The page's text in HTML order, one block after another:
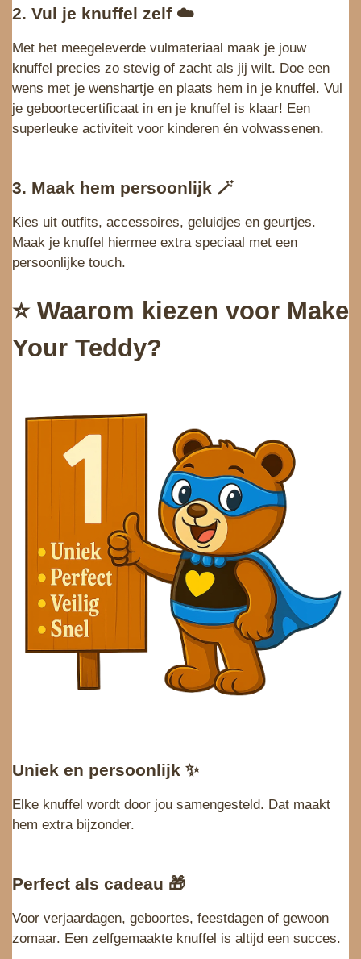
2. Vul je knuffel zelf ☁️
Met het meegeleverde vulmateriaal maak je jouw
knuffel precies zo stevig of zacht als jij wilt. Doe een
wens met je wenshartje en plaats hem in je knuffel. Vul
je geboortecertificaat in en je knuffel is klaar! Een
superleuke activiteit voor kinderen én volwassenen.
3. Maak hem persoonlijk 🪄
Kies uit outfits, accessoires, geluidjes en geurtjes.
Maak je knuffel hiermee extra speciaal met een
persoonlijke touch.
⭐ Waarom kiezen voor Make
Your Teddy?
Uniek en persoonlijk ✨
Elke knuffel wordt door jou samengesteld. Dat maakt
hem extra bijzonder.
Perfect als cadeau 🎁
Voor verjaardagen, geboortes, feestdagen of gewoon
zomaar. Een zelfgemaakte knuffel is altijd een succes.